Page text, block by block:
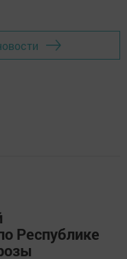
Республике